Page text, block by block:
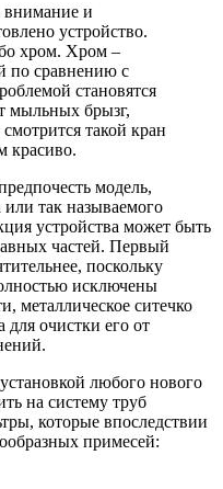
внимание и
устройство.
хром. Хром –
по сравнению с
становятся
мыльных брызг,
такой кран
красиво.
модель,
так называемого
устройства может быть
частей. Первый
поскольку
исключены
металлическое ситечко
для очистки его от
любого нового
на систему труб
которые впоследствии
примесей: